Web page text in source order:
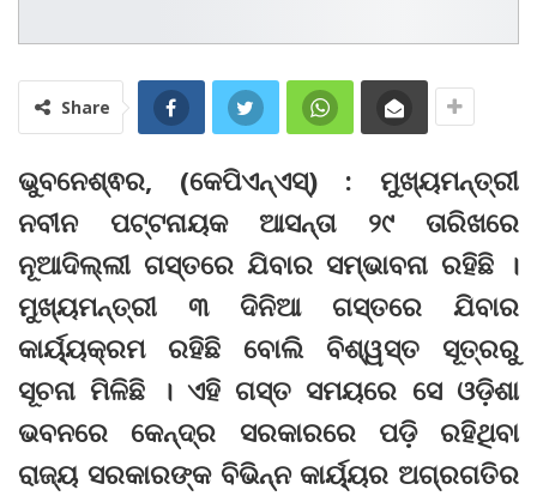
Share
ଭୁବନେଶ୍ଵର, (କେପିଏନ୍‌ଏସ୍‌) : ମୁଖ୍ୟମନ୍ତ୍ରୀ
ନବୀନ ପଟ୍ଟନାୟକ ଆସନ୍ତା ୨୯ ତାରିଖରେ
ନୂଆଦିଲ୍ଲୀ ଗସ୍ତରେ ଯିବାର ସମ୍ଭାବନା ରହିଛି ।
ମୁଖ୍ୟମନ୍ତ୍ରୀ ୩ ଦିନିଆ ଗସ୍ତରେ ଯିବାର
କାର୍ୟ୍ୟକ୍ରମ ରହିଛି ବୋଲି ବିଶ୍ୱସ୍ତ ସୂତ୍ରରୁ
ସୂଚନା ମିଳିଛି । ଏହି ଗସ୍ତ ସମୟରେ ସେ ଓଡ଼ିଶା
ଭବନରେ କେନ୍ଦ୍ର ସରକାରରେ ପଡ଼ି ରହିଥିବା
ରାଜ୍ୟ ସରକାରଙ୍କ ବିଭିନ୍ନ କାର୍ୟ୍ୟର ଅଗ୍ରଗତିର